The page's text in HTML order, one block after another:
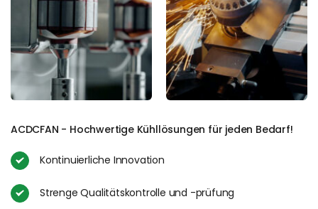
ACDCFAN - Hochwertige Kühllösungen für jeden Bedarf!
Kontinuierliche Innovation
Strenge Qualitätskontrolle und -prüfung